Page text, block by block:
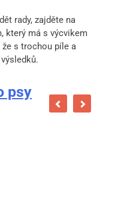
rady, zajděte na
který má s výcvikem
s trochou píle a
psy